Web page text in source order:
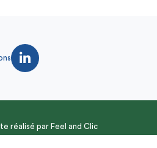
réalisé par Feel and Clic